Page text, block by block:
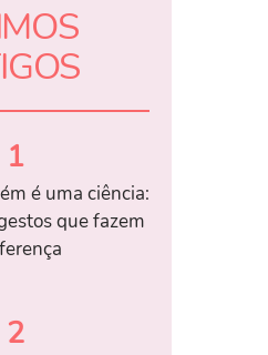
1
é uma ciência:
que fazem
2